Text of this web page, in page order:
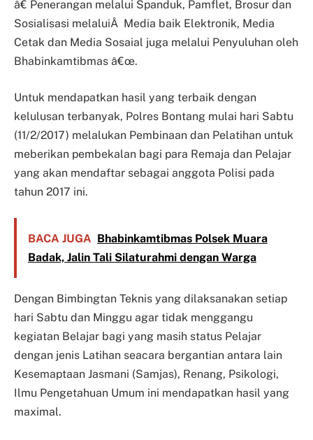
â€ Penerangan melalui Spanduk, Pamflet, Brosur dan
Sosialisasi melaluiÂ Media baik Elektronik, Media
Cetak dan Media Sosaial juga melalui Penyuluhan oleh
Bhabinkamtibmas â€œ.
Untuk mendapatkan hasil yang terbaik dengan
kelulusan terbanyak, Polres Bontang mulai hari Sabtu
(11/2/2017) melalukan Pembinaan dan Pelatihan untuk
meberikan pembekalan bagi para Remaja dan Pelajar
yang akan mendaftar sebagai anggota Polisi pada
tahun 2017 ini.
BACA JUGA Bhabinkamtibmas Polsek Muara
Badak, Jalin Tali Silaturahmi dengan Warga
Dengan Bimbingtan Teknis yang dilaksanakan setiap
hari Sabtu dan Minggu agar tidak menggangu
kegiatan Belajar bagi yang masih status Pelajar
dengan jenis Latihan seacara bergantian antara lain
Kesemaptaan Jasmani (Samjas), Renang, Psikologi,
Ilmu Pengetahuan Umum ini mendapatkan hasil yang
maximal.